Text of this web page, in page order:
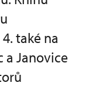
také na
a Janovice